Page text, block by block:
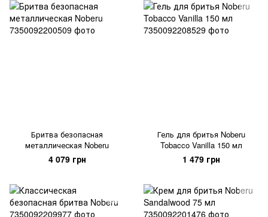
Бритва безопасная
металлическая Noberu
4 079 грн
Гель для бритья Noberu
Tobacco Vanilla 150 мл
1 479 грн